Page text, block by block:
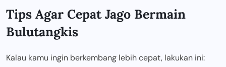
Tips Agar Cepat Jago Bermain
Bulutangkis
Kalau kamu ingin berkembang lebih cepat, lakukan ini: